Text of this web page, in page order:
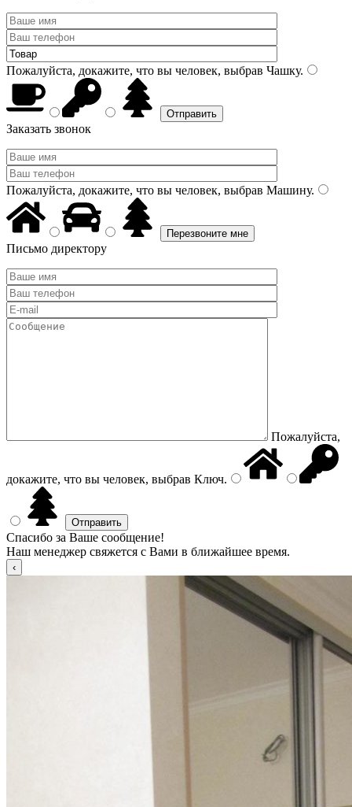
Пожалуйста, докажите, что вы человек, выбрав Чашку.
Заказать звонок
Пожалуйста, докажите, что вы человек, выбрав Машину.
Письмо директору
Пожалуйста,
докажите, что вы человек, выбрав Ключ.
Спасибо за Ваше сообщение!
Наш менеджер свяжется с Вами в ближайшее время.